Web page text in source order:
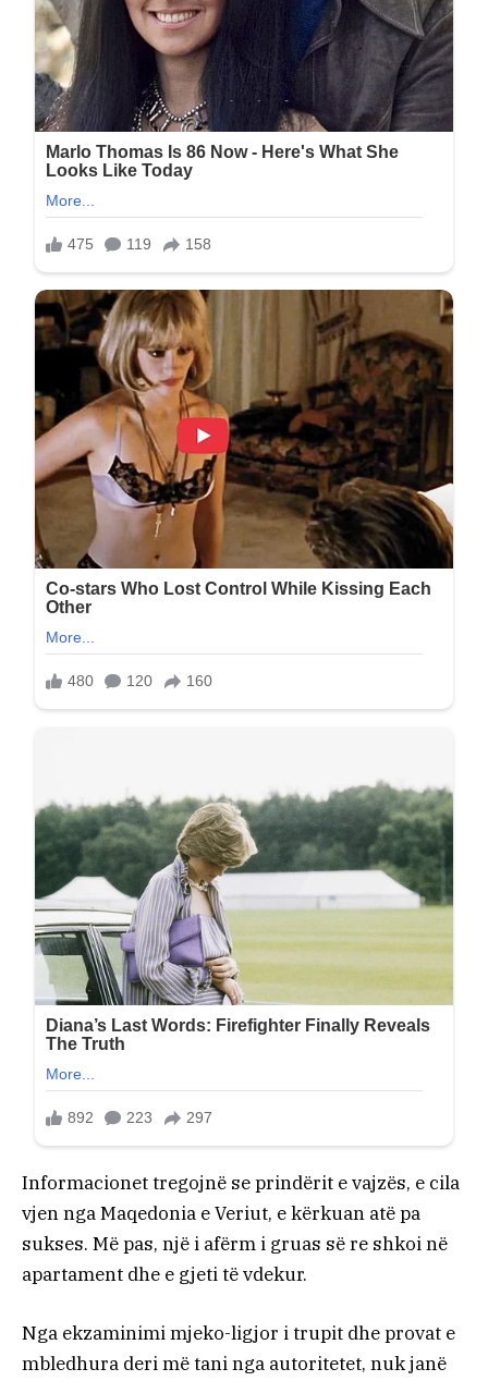
Informacionet tregojnë se prindërit e vajzës, e cila
vjen nga Maqedonia e Veriut, e kërkuan atë pa
sukses. Më pas, një i afërm i gruas së re shkoi në
apartament dhe e gjeti të vdekur.
Nga ekzaminimi mjeko-ligjor i trupit dhe provat e
mbledhura deri më tani nga autoritetet, nuk janë